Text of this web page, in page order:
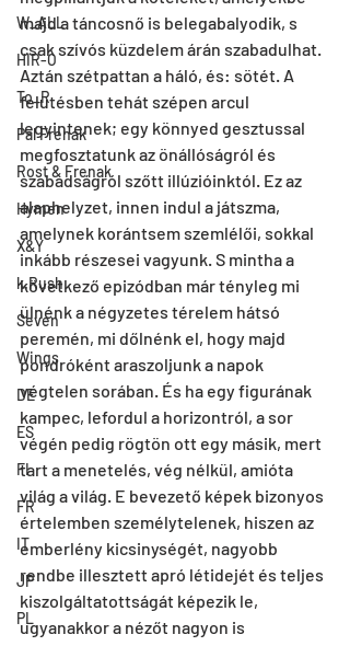
W_ALL
HIR-O
To_R
Pal Frenak
Rost & Frenak
Hymen
X&Y
k.Rush
Seven
Wings
DE
ES
FI
FR
IT
JP
PL
majd a táncosnő is belegabalyodik, s
csak szívós küzdelem árán szabadulhat.
Aztán szétpattan a háló, és: sötét. A
felütésben tehát szépen arcul
legyintenek; egy könnyed gesztussal
megfosztatunk az önállóságról és
szabadságról szőtt illúzióinktól. Ez az
alaphelyzet, innen indul a játszma,
amelynek korántsem szemlélői, sokkal
inkább részesei vagyunk. S mintha a
következő epizódban már tényleg mi
ülnénk a négyzetes térelem hátsó
peremén, mi dőlnénk el, hogy majd
pondróként araszoljunk a napok
végtelen sorában. És ha egy figurának
kampec, lefordul a horizontról, a sor
végén pedig rögtön ott egy másik, mert
tart a menetelés, vég nélkül, amióta
világ a világ. E bevezető képek bizonyos
értelemben személytelenek, hiszen az
emberlény kicsinységét, nagyobb
rendbe illesztett apró létidejét és teljes
kiszolgáltatottságát képezik le,
ugyanakkor a nézőt nagyon is